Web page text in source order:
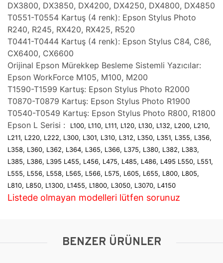
DX3800, DX3850, DX4200, DX4250, DX4800, DX4850
T0551-T0554 Kartuş (4 renk): Epson Stylus Photo
R240, R245, RX420, RX425, R520
T0441-T0444 Kartuş (4 renk): Epson Stylus C84, C86,
CX6400, CX6600
Orijinal Epson Mürekkep Besleme Sistemli Yazıcılar:
Epson WorkForce M105, M100, M200
T1590-T1599 Kartuş: Epson Stylus Photo R2000
T0870-T0879 Kartuş: Epson Stylus Photo R1900
T0540-T0549 Kartuş: Epson Stylus Photo R800, R1800
Epson L Serisi :
L100, L110, L111, L120, L130, L132, L200, L210,
L211, L220, L222, L300, L301, L310, L312, L350, L351, L355, L356,
L358, L360, L362, L364, L365, L366, L375, L380, L382, L383,
L385, L386, L395 L455, L456, L475, L485, L486, L495 L550, L551,
L555, L556, L558, L565, L566, L575, L605, L655, L800, L805,
L810, L850, L1300, L1455, L1800, L3050, L3070, L4150
Listede olmayan modelleri lütfen sorunuz
BENZER ÜRÜNLER